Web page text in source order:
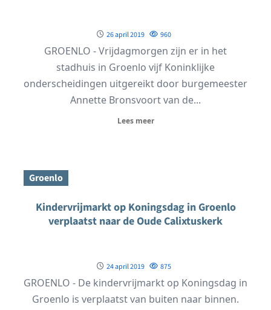
26 april 2019 960
GROENLO - Vrijdagmorgen zijn er in het
stadhuis in Groenlo vijf Koninklijke
onderscheidingen uitgereikt door burgemeester
Annette Bronsvoort van de...
Lees meer
Groenlo
Kindervrijmarkt op Koningsdag in Groenlo
verplaatst naar de Oude Calixtuskerk
24 april 2019 875
GROENLO - De kindervrijmarkt op Koningsdag in
Groenlo is verplaatst van buiten naar binnen.